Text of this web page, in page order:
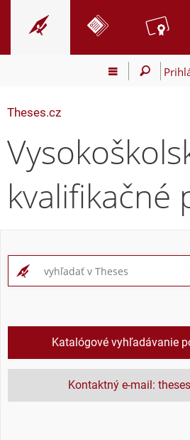
Theses.cz
kvalifikačné
Katalógové vyhľadávanie
Kontaktný e-mail: